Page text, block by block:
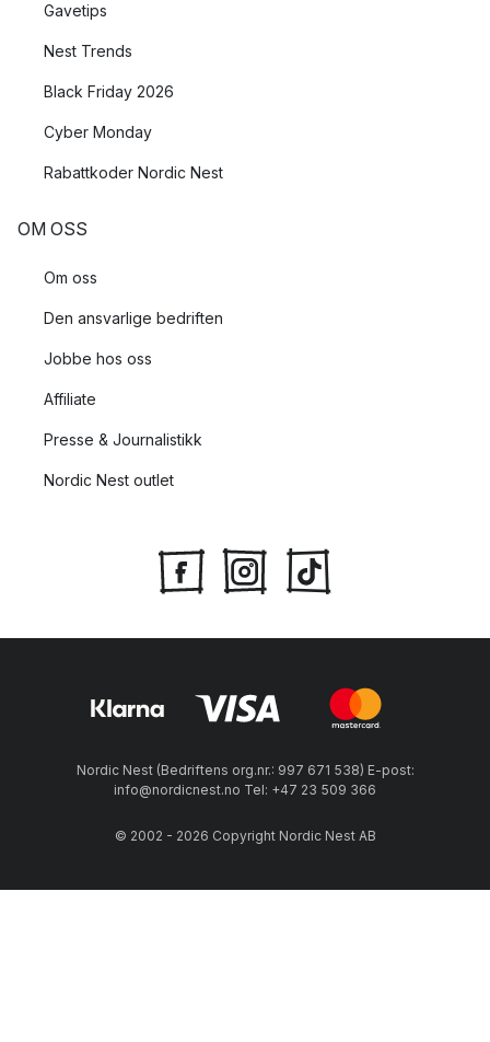
Gavetips
Nest Trends
Black Friday 2026
Cyber Monday
Rabattkoder Nordic Nest
OM OSS
Om oss
Den ansvarlige bedriften
Jobbe hos oss
Affiliate
Presse & Journalistikk
Nordic Nest outlet
Nordic Nest (Bedriftens org.nr.: 997 671 538) E-post:
info@nordicnest.no Tel: +47 23 509 366
© 2002 - 2026 Copyright Nordic Nest AB